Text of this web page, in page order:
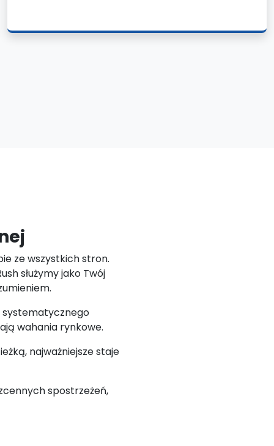
ze wszystkich stron.
służymy jako Twój
systematycznego
wahania rynkowe.
najważniejsze staje
spostrzeżeń,